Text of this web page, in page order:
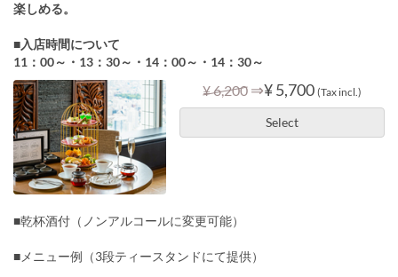
楽しめる。
■入店時間について
11：00～・13：30～・14：00～・14：30～
¥ 6,200 ⇒¥ 5,700 (Tax incl.)
Select
■乾杯酒付（ノンアルコールに変更可能）
■メニュー例（3段ティースタンドにて提供）